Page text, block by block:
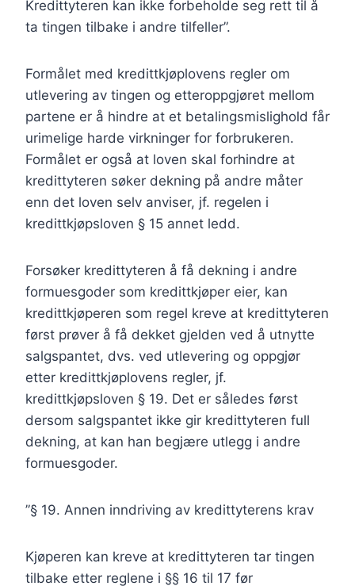
Kredittyteren kan ikke forbeholde seg rett til å
ta tingen tilbake i andre tilfeller”.
Formålet med kredittkjøplovens regler om
utlevering av tingen og etteroppgjøret mellom
partene er å hindre at et betalingsmislighold får
urimelige harde virkninger for forbrukeren.
Formålet er også at loven skal forhindre at
kredittyteren søker dekning på andre måter
enn det loven selv anviser, jf. regelen i
kredittkjøpsloven § 15 annet ledd.
Forsøker kredittyteren å få dekning i andre
formuesgoder som kredittkjøper eier, kan
kredittkjøperen som regel kreve at kredittyteren
først prøver å få dekket gjelden ved å utnytte
salgspantet, dvs. ved utlevering og oppgjør
etter kredittkjøplovens regler, jf.
kredittkjøpsloven § 19. Det er således først
dersom salgspantet ikke gir kredittyteren full
dekning, at kan han begjære utlegg i andre
formuesgoder.
”§ 19. Annen inndriving av kredittyterens krav
Kjøperen kan kreve at kredittyteren tar tingen
tilbake etter reglene i §§ 16 til 17 før